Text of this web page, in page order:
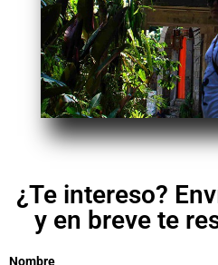
¿Te intereso?
y en breve te
Nombre